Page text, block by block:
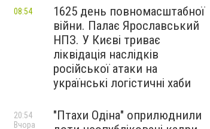
1625 день повномасштабної
війни. Палає Ярославський
НПЗ. У Києві триває
ліквідація наслідків
російської атаки на
українські логістичні хаби
08:54
"Птахи Одіна" оприлюднили
20:54
Вчора